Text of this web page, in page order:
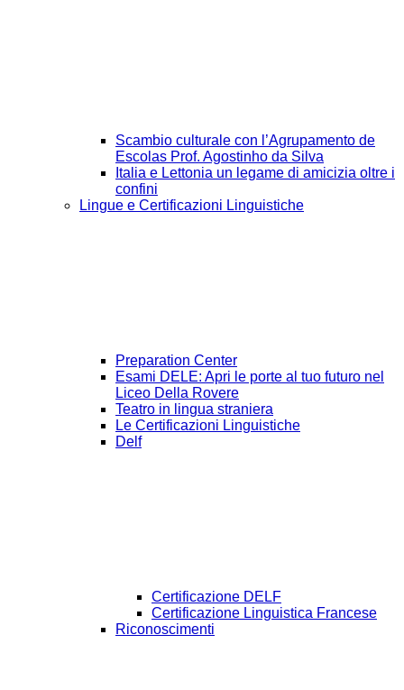
Scambio culturale con l’Agrupamento de
Escolas Prof. Agostinho da Silva
Italia e Lettonia un legame di amicizia oltre i
confini
Lingue e Certificazioni Linguistiche
Preparation Center
Esami DELE: Apri le porte al tuo futuro nel
Liceo Della Rovere
Teatro in lingua straniera
Le Certificazioni Linguistiche
Delf
Certificazione DELF
Certificazione Linguistica Francese
Riconoscimenti